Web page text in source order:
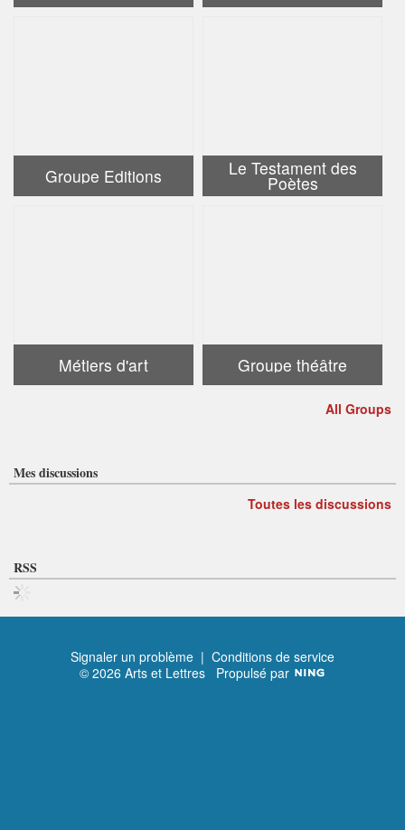
Groupe Editions Le Testament des
Poètes
Métiers d'art Groupe théâtre
All Groups
Mes discussions
Toutes les discussions
RSS
Signaler un problème | Conditions de service
© 2026 Arts et Lettres Propulsé par